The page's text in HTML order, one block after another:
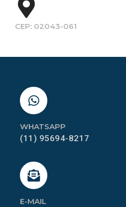
CEP: 02043-061
E-MAIL
WHATSAPP
(11) 95694-8217